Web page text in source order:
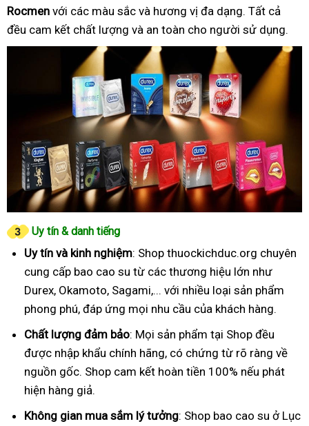
Rocmen với các màu sắc và hương vị đa dạng. Tất cả
đều cam kết chất lượng và an toàn cho người sử dụng.
Uy tín & danh tiếng
Uy tín và kinh nghiệm: Shop thuockichduc.org chuyên
cung cấp bao cao su từ các thương hiệu lớn như
Durex, Okamoto, Sagami,... với nhiều loại sản phẩm
phong phú, đáp ứng mọi nhu cầu của khách hàng.
Chất lượng đảm bảo: Mọi sản phẩm tại Shop đều
được nhập khẩu chính hãng, có chứng từ rõ ràng về
nguồn gốc. Shop cam kết hoàn tiền 100% nếu phát
hiện hàng giả.
Không gian mua sắm lý tưởng: Shop bao cao su ở Lục